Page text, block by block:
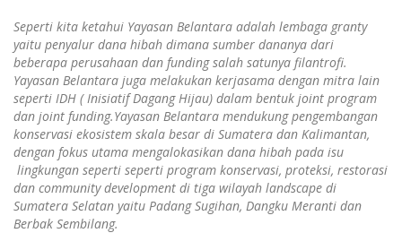
Seperti kita ketahui Yayasan Belantara adalah lembaga granty
yaitu penyalur dana hibah dimana sumber dananya dari
beberapa perusahaan dan funding salah satunya filantrofi.
Yayasan Belantara juga melakukan kerjasama dengan mitra lain
seperti IDH ( Inisiatif Dagang Hijau) dalam bentuk joint program
dan joint funding.Yayasan Belantara mendukung pengembangan
konservasi ekosistem skala besar di Sumatera dan Kalimantan,
dengan fokus utama mengalokasikan dana hibah pada isu
lingkungan seperti seperti program konservasi, proteksi, restorasi
dan community development di tiga wilayah landscape di
Sumatera Selatan yaitu Padang Sugihan, Dangku Meranti dan
Berbak Sembilang.